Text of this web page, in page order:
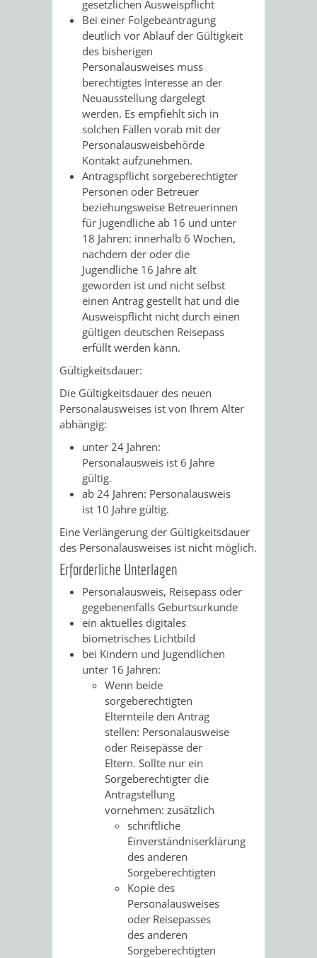
VERMIETUNG
VON
RÄUMEN
/JÜDISCHE
IN
WEINHEIM
KRIEGERDENKMAL
NOTRUFNUMMERN
UND
NOTDIENSTE
PARTEIEN
SOZIALE
EINRICHTUNGEN
SPIELPLÄTZE
SPORTSTÄTTEN
&
BÄDER
VERANSTALTUNGSRÄUME
ENGELBRECHT-
HAUS
BÜRGERSAAL
IM
ALTEN
RATHAUS
gesetzlichen Ausweispflicht
Bei einer Folgebeantragung
deutlich vor Ablauf der Gültigkeit
des bisherigen
Personalausweises muss
berechtigtes Interesse an der
Neuausstellung dargelegt
werden. Es empfiehlt sich in
solchen Fällen vorab mit der
Personalausweisbehörde
Kontakt aufzunehmen.
Antragspflicht sorgeberechtigter
Personen oder Betreuer
beziehungsweise Betreuerinnen
für Jugendliche ab 16 und unter
18 Jahren: innerhalb 6 Wochen,
nachdem der oder die
Jugendliche 16 Jahre alt
geworden ist und nicht selbst
einen Antrag gestellt hat und die
Ausweispflicht nicht durch einen
gültigen deutschen Reisepass
erfüllt werden kann.
Gültigkeitsdauer:
Die Gültigkeitsdauer des neuen
Personalausweises ist von Ihrem Alter
abhängig:
unter 24 Jahren:
Personalausweis ist 6 Jahre
gültig.
ab 24 Jahren: Personalausweis
ist 10 Jahre gültig.
Eine Verlängerung der Gültigkeitsdauer
des Personalausweises ist nicht möglich.
Erforderliche Unterlagen
Personalausweis, Reisepass oder
gegebenenfalls Geburtsurkunde
ein aktuelles digitales
biometrisches Lichtbild
bei Kindern und Jugendlichen
unter 16 Jahren:
Wenn beide
sorgeberechtigten
Elternteile den Antrag
stellen: Personalausweise
oder Reisepässe der
Eltern. Sollte nur ein
Sorgeberechtigter die
Antragstellung
vornehmen: zusätzlich
schriftliche
Einverständniserklärung
des anderen
Sorgeberechtigten
Kopie des
Personalausweises
oder Reisepasses
des anderen
Sorgeberechtigten